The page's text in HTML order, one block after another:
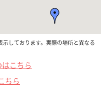
しております。実際の場所と異なる
こちら
ちら